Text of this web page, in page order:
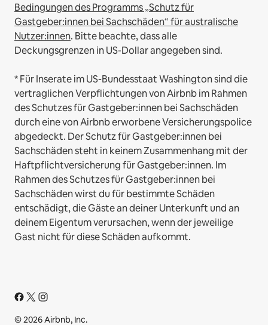
Bedingungen des Programms „Schutz für
Gastgeber:innen bei Sachschäden“ für australische
Nutzer:innen. Bitte beachte, dass alle
Deckungsgrenzen in US-Dollar angegeben sind.
* Für Inserate im US-Bundesstaat Washington sind die
vertraglichen Verpflichtungen von Airbnb im Rahmen
des Schutzes für Gastgeber:innen bei Sachschäden
durch eine von Airbnb erworbene Versicherungspolice
abgedeckt. Der Schutz für Gastgeber:innen bei
Sachschäden steht in keinem Zusammenhang mit der
Haftpflichtversicherung für Gastgeber:innen. Im
Rahmen des Schutzes für Gastgeber:innen bei
Sachschäden wirst du für bestimmte Schäden
entschädigt, die Gäste an deiner Unterkunft und an
deinem Eigentum verursachen, wenn der jeweilige
Gast nicht für diese Schäden aufkommt.
© 2026 Airbnb, Inc.